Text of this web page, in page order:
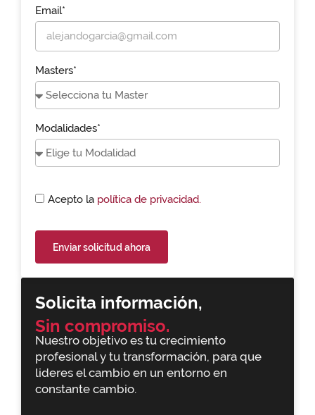
Solicita información,
Sin compromiso.
Nuestro objetivo es tu crecimiento
profesional y tu transformación, para que
lideres el cambio en un entorno en
constante cambio.
Email*
Masters*
Modalidades*
Acepto la política de privacidad.
Enviar solicitud ahora